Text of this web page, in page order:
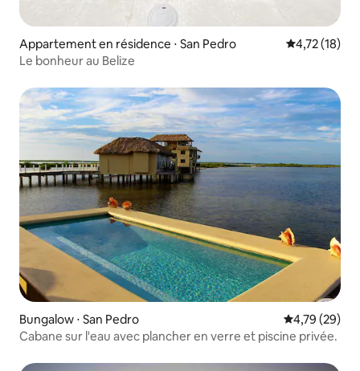
Appartement en résidence ⋅ San Pedro Évaluation
4,72 (18)
Le bonheur au Belize
Bungalow ⋅ San Pedro Évaluation
4,79 (29)
Cabane sur l'eau avec plancher en verre et piscine privée.